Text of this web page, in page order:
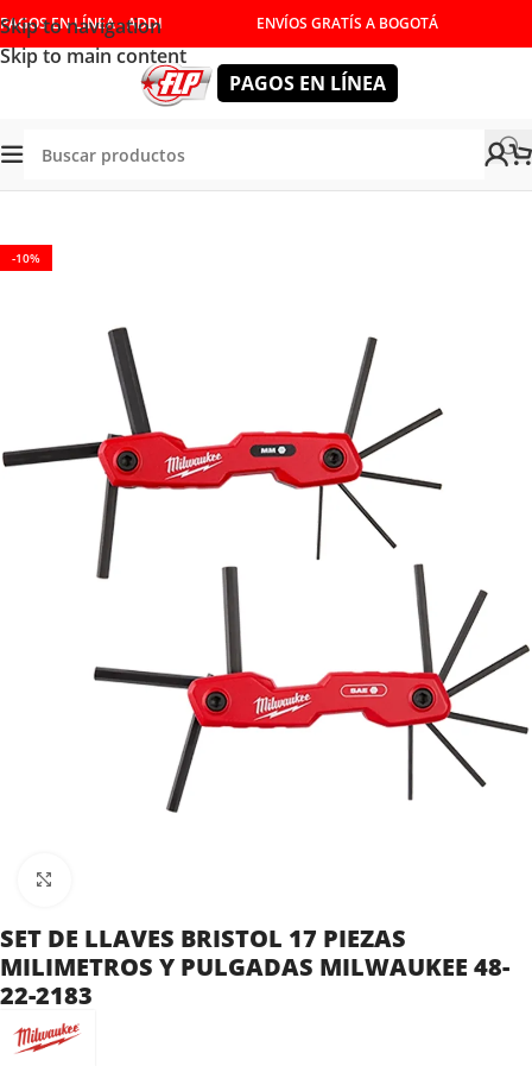
Skip to navigation
Skip to main content
PAGOS EN LÍNEA - ADDI ENVÍOS GRATÍS A BOGOTÁ
PAGOS EN LÍNEA
/DESTORNILLADORES Y LLAVES LLAVES BRISTOL
-10%
SET DE LLAVES BRISTOL 17 PIEZAS
MILIMETROS Y PULGADAS MILWAUKEE 48-
22-2183